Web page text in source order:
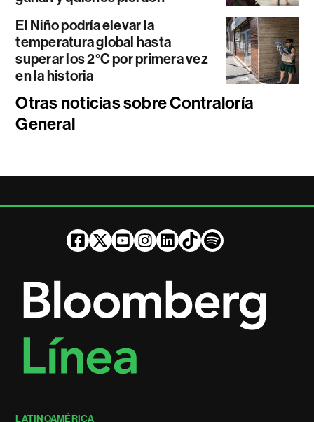
El Niño podría elevar la
temperatura global hasta
superar los 2°C por primera vez
en la historia
Otras noticias sobre Contraloría
General
LATINOAMÉRICA